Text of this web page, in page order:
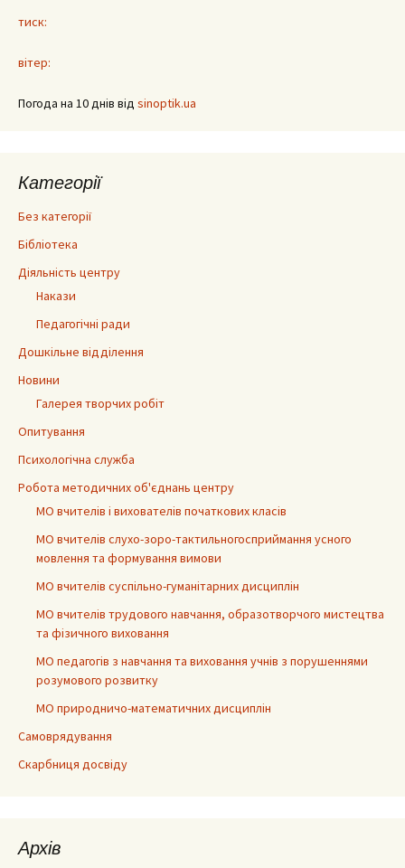
тиск:
вітер:
Погода на 10 днів від sinoptik.ua
Категорії
Без категорії
Бібліотека
Діяльність центру
Накази
Педагогічні ради
Дошкільне відділення
Новини
Галерея творчих робіт
Опитування
Психологічна служба
Робота методичних об'єднань центру
МО вчителів і вихователів початкових класів
МО вчителів слухо-зоро-тактильногосприймання усного
мовлення та формування вимови
МО вчителів суспільно-гуманітарних дисциплін
МО вчителів трудового навчання, образотворчого мистецтва
та фізичного виховання
МО педагогів з навчання та виховання учнів з порушеннями
розумового розвитку
МО природничо-математичних дисциплін
Самоврядування
Скарбниця досвіду
Архів